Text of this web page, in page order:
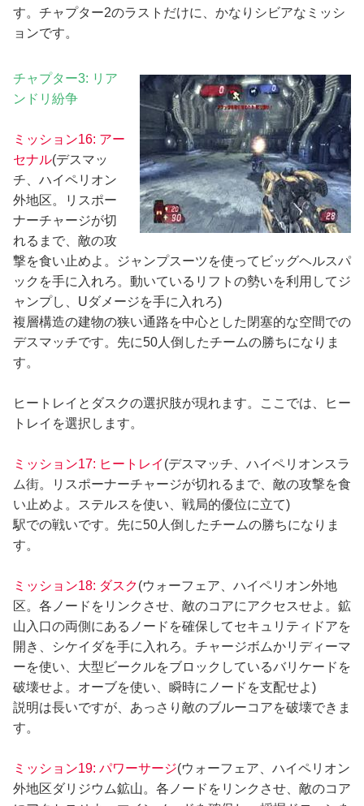
す。チャプター2のラストだけに、かなりシビアなミッシ
ョンです。
チャプター3: リア
ンドリ紛争
ミッション16: アー
セナル(デスマッ
チ、ハイペリオン
外地区。リスポー
ナーチャージが切
れるまで、敵の攻
撃を食い止めよ。ジャンプスーツを使ってビッグヘルスパ
ックを手に入れろ。動いているリフトの勢いを利用してジ
ャンプし、Uダメージを手に入れろ)
複層構造の建物の狭い通路を中心とした閉塞的な空間での
デスマッチです。先に50人倒したチームの勝ちになりま
す。
ヒートレイとダスクの選択肢が現れます。ここでは、ヒー
トレイを選択します。
ミッション17: ヒートレイ (デスマッチ、ハイペリオンスラ
ム街。リスポーナーチャージが切れるまで、敵の攻撃を食
い止めよ。ステルスを使い、戦局的優位に立て)
駅での戦いです。先に50人倒したチームの勝ちになりま
す。
ミッション18: ダスク(ウォーフェア、ハイペリオン外地
区。各ノードをリンクさせ、敵のコアにアクセスせよ。鉱
山入口の両側にあるノードを確保してセキュリティドアを
開き、シケイダを手に入れろ。チャージボムかリディーマ
ーを使い、大型ビークルをブロックしているバリケードを
破壊せよ。オーブを使い、瞬時にノードを支配せよ)
説明は長いですが、あっさり敵のブルーコアを破壊できま
す。
ミッション19: パワーサージ(ウォーフェア、ハイペリオン
外地区ダリジウム鉱山。各ノードをリンクさせ、敵のコア